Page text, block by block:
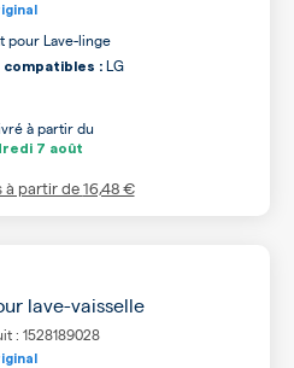
pour Lave-linge
compatibles : LG
à partir du
7 août
à partir de16,48 €
lave-vaisselle
: 1528189028